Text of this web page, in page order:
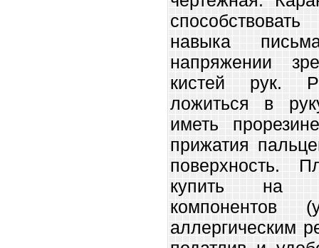
навыка
напряжении
кистей рук.
ложиться в
иметь
прижатия
поверхность.
купить на
компонентов
аллергическим